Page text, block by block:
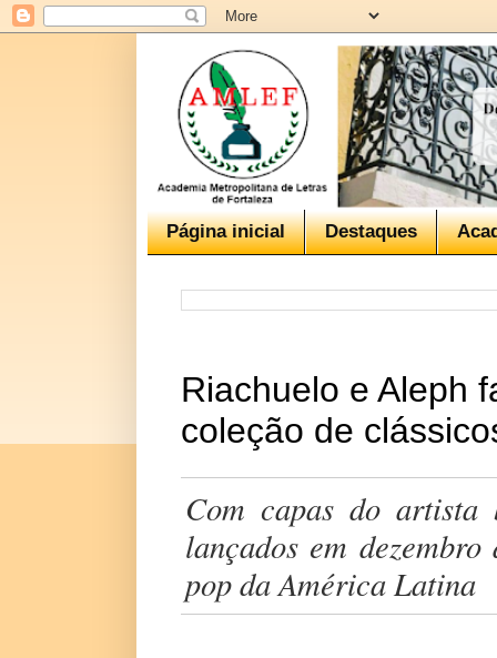
Página inicial Destaques
Riachuelo e Aleph
coleção de
Com capas do
lançados em
pop da América Latina